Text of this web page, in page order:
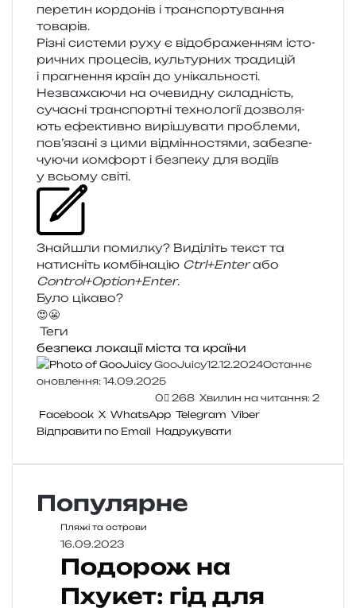
пере­тин кор­до­нів і транс­пор­ту­ва­н­ня
товарів.
Різні систе­ми руху є від­обра­же­н­ням істо­
ри­чних про­це­сів, куль­тур­них тра­ди­цій
і пра­гне­н­ня країн до уні­каль­но­сті.
Незважаючи на оче­ви­дну скла­дність,
суча­сні транс­порт­ні техно­ло­гії дозво­ля­
ють ефе­ктив­но вирі­шу­ва­ти про­бле­ми,
пов’язані з цими від­мін­но­стя­ми, забез­пе­
чу­ю­чи ком­форт і без­пе­ку для воді­їв
у всьо­му світі.
Знайшли помил­ку? Виділіть текст та
нати­сніть ком­бі­на­цію Ctrl+Enterабо
Control+Option+Enter.
Було цікаво?
😍😬
Теги
безпека локації міста та країни
GooJuicy12.12.2024Останнє
оновлення: 14.09.2025
0
268 Хвилин на читання: 2
Facebook X WhatsApp Telegram Viber
Відправити по Email Надрукувати
Популярне
Пляжі та острови
16.09.2023
Подорож на
Пхукет: гід для